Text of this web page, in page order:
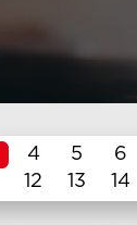
4 5 6
12 13 14